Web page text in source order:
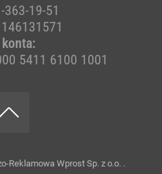
363-19-51
146131571
5411 6100 1001
Reklamowa Wprost Sp. z o.o. .